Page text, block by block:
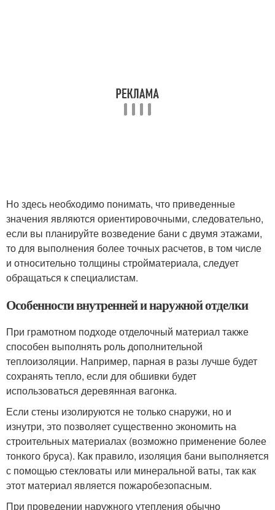
Но здесь необходимо понимать, что приведенные
значения являются ориентировочными, следовательно,
если вы планируйте возведение бани с двумя этажами,
то для выполнения более точных расчетов, в том числе
и относительно толщины стройматериала, следует
обращаться к специалистам.
Особенности внутренней и наружной отделки
При грамотном подходе отделочный материал также
способен выполнять роль дополнительной
теплоизоляции. Например, парная в разы лучше будет
сохранять тепло, если для обшивки будет
использоваться деревянная вагонка.
Если стены изолируются не только снаружи, но и
изнутри, это позволяет существенно экономить на
строительных материалах (возможно применение более
тонкого бруса). Как правило, изоляция бани выполняется
с помощью стекловаты или минеральной ваты, так как
этот материал является пожаробезопасным.
При проведении наружного утепления обычно